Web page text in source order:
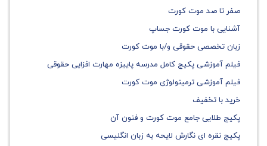
صفر تا صد موت کورت
آشنایی با موت کورت جساپ
زبان تخصصی حقوقی و/با موت کورت
فیلم آموزشی پکیج کامل مدرسه پاییزه مهارت افزایی حقوقی
فیلم آموزشی ترمینولوژی موت کورت
خرید با تخفیف
پکیج طلایی جامع موت کورت و فنون آن
پکیج نقره ای نگارش لایحه به زبان انگلیسی